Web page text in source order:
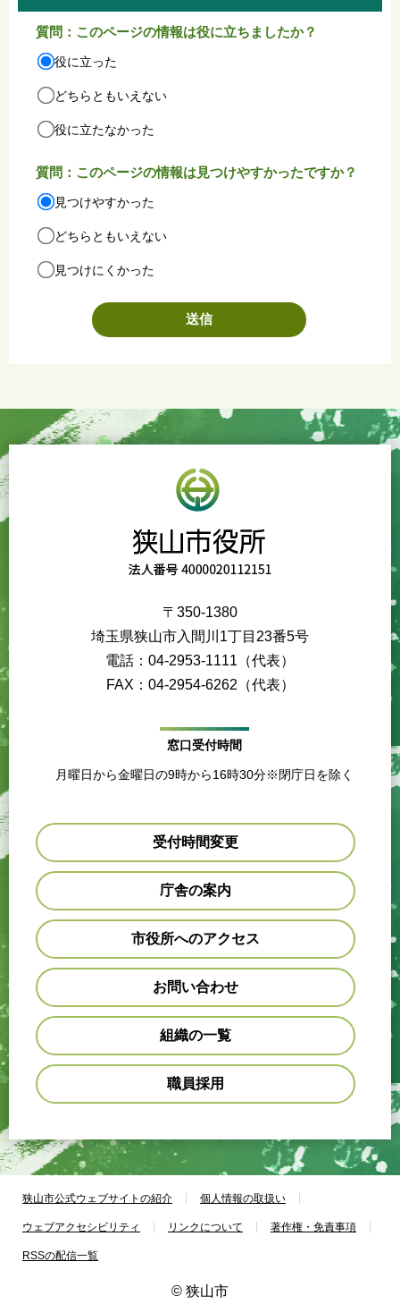
質問：このページの情報は役に立ちましたか？
役に立った
どちらともいえない
役に立たなかった
質問：このページの情報は見つけやすかったですか？
見つけやすかった
どちらともいえない
見つけにくかった
〒350-1380
埼玉県狭山市入間川1丁目23番5号
電話：04-2953-1111（代表）
FAX：04-2954-6262（代表）
窓口受付時間
月曜日から金曜日の9時から16時30分※閉庁日を除く
受付時間変更
庁舎の案内
市役所へのアクセス
お問い合わせ
組織の一覧
職員採用
狭山市公式ウェブサイトの紹介 個人情報の取扱い
ウェブアクセシビリティ リンクについて 著作権・免責事項
RSSの配信一覧
© 狭山市